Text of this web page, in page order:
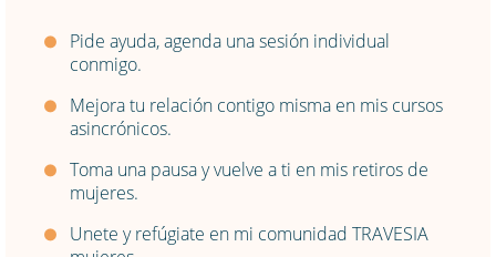
Pide ayuda, agenda una sesión individual
conmigo.
Mejora tu relación contigo misma en mis cursos
asincrónicos.
Toma una pausa y vuelve a ti en mis retiros de
mujeres.
Unete y refúgiate en mi comunidad TRAVESIA